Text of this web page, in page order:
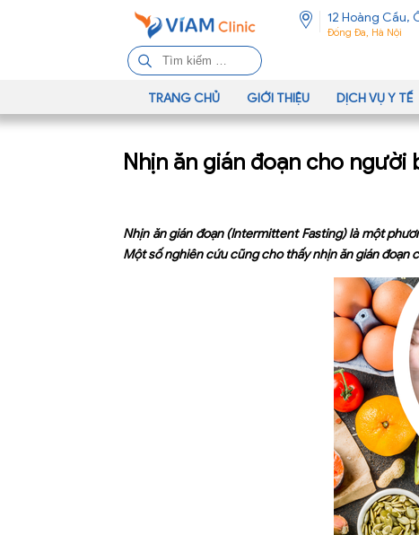
12 Hoàng Cầu,
Đống Đa, Hà Nội
ì
m
k
ế
o
:
TRANG CHỦ GIỚI THIỆU DỊCH VỤ Y TẾ
Nhịn ăn gián đoạn cho người
Nhịn ăn gián đoạn (Intermittent Fasting) là một
Một số nghiên cứu cũng cho thấy nhịn ăn gián đoạn